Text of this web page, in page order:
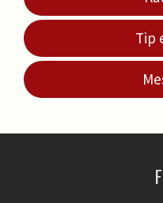
Tip